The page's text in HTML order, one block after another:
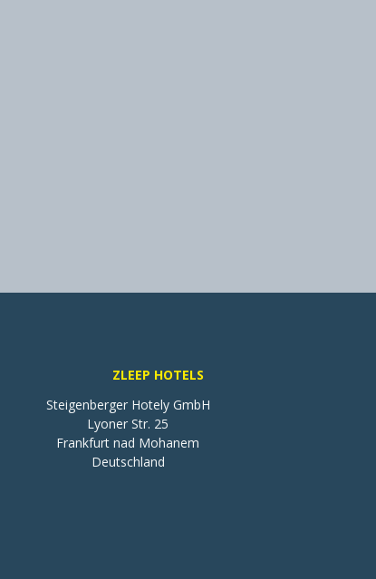
ZLEEP HOTELS
Steigenberger Hotely GmbH
Lyoner Str. 25
Frankfurt nad Mohanem
Deutschland